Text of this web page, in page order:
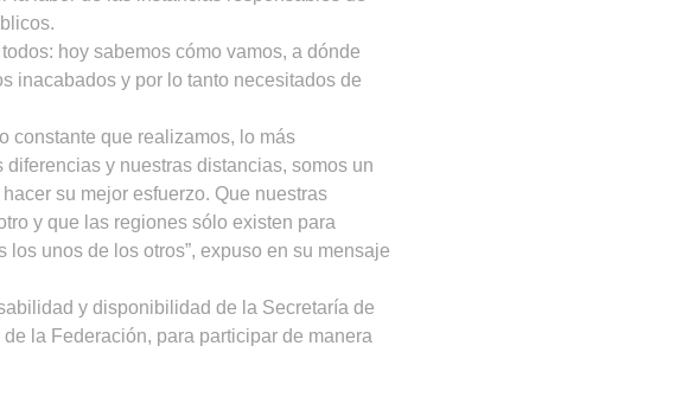
hoy sabemos cómo vamos, a dónde
inacabados y por lo tanto necesitados de
constante que realizamos, lo más
y nuestras distancias, somos un
su mejor esfuerzo. Que nuestras
y que las regiones sólo existen para
unos de los otros”, expuso en su mensaje
y disponibilidad de la Secretaría de
la Federación, para participar de manera